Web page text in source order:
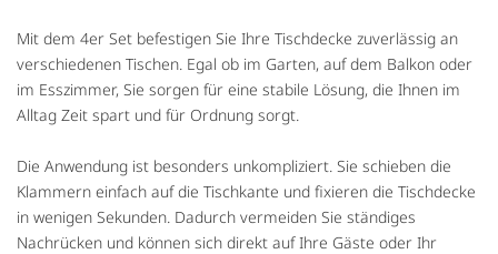
Mit dem 4er Set befestigen Sie Ihre Tischdecke zuverlässig an
verschiedenen Tischen. Egal ob im Garten, auf dem Balkon oder
im Esszimmer, Sie sorgen für eine stabile Lösung, die Ihnen im
Alltag Zeit spart und für Ordnung sorgt.
Die Anwendung ist besonders unkompliziert. Sie schieben die
Klammern einfach auf die Tischkante und fixieren die Tischdecke
in wenigen Sekunden. Dadurch vermeiden Sie ständiges
Nachrücken und können sich direkt auf Ihre Gäste oder Ihr